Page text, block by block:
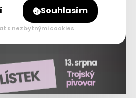
Souhlasím
s nezbytnými cookies